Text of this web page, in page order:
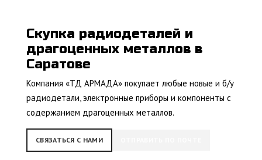
Скупка радиодеталей и
драгоценных металлов в
Саратове
Компания «ТД АРМАДА» покупает любые новые и б/у
радиодетали, электронные приборы и компоненты с
содержанием драгоценных металлов.
СВЯЗАТЬСЯ С НАМИ